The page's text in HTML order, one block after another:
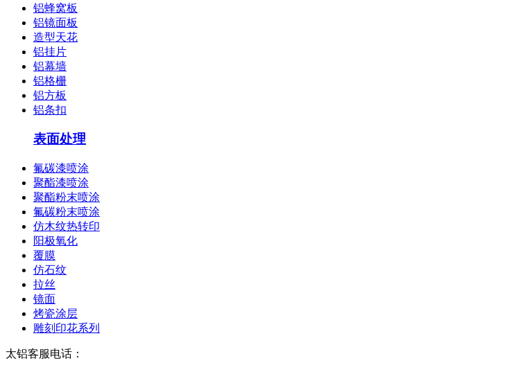
铝蜂窝板
铝镜面板
造型天花
铝挂片
铝幕墙
铝格栅
铝方板
铝条扣
表面处理
氟碳漆喷涂
聚酯漆喷涂
聚酯粉末喷涂
氟碳粉末喷涂
仿木纹热转印
阳极氧化
覆膜
仿石纹
拉丝
镜面
烤瓷涂层
雕刻印花系列
太铝客服电话：